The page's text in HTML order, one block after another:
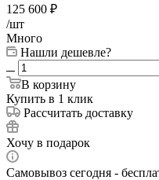
125 600 ₽
/шт
Много
Нашли дешевле?
В корзину
Купить в 1 клик
Рассчитать доставку
Хочу в подарок
Самовывоз сегодня -